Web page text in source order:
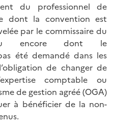
du professionnel de
dont la convention est
par le commissaire du
ou encore dont le
été demandé dans les
de changer de
comptable ou
de gestion agréé (OGA)
à bénéficier de la non-